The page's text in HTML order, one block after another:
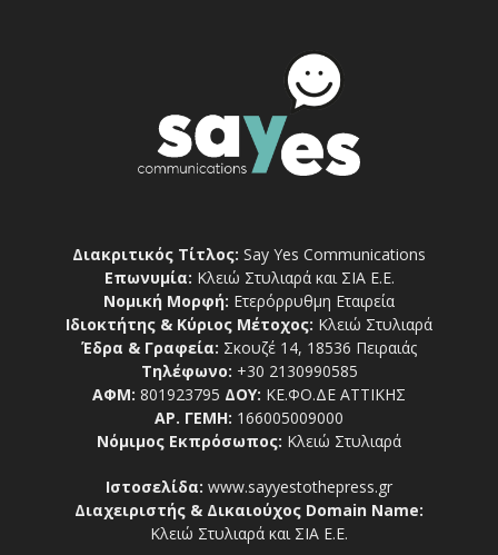
Διακριτικός Τίτλος: Say Yes Communications
Επωνυμία: Κλειώ Στυλιαρά και ΣΙΑ Ε.Ε.
Νομική Μορφή: Ετερόρρυθμη Εταιρεία
Ιδιοκτήτης & Κύριος Μέτοχος: Κλειώ Στυλιαρά
Έδρα & Γραφεία: Σκουζέ 14, 18536 Πειραιάς
Τηλέφωνο: +30 2130990585
ΑΦΜ: 801923795 ΔΟΥ: ΚΕ.ΦΟ.ΔΕ ΑΤΤΙΚΗΣ
ΑΡ. ΓΕΜΗ: 166005009000
Νόμιμος Εκπρόσωπος: Κλειώ Στυλιαρά
Ιστοσελίδα: www.sayyestothepress.gr
Διαχειριστής & Δικαιούχος Domain Name:
Κλειώ Στυλιαρά και ΣΙΑ Ε.Ε.